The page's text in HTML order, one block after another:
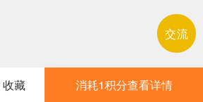
交流
收藏 消耗1积分查看详情